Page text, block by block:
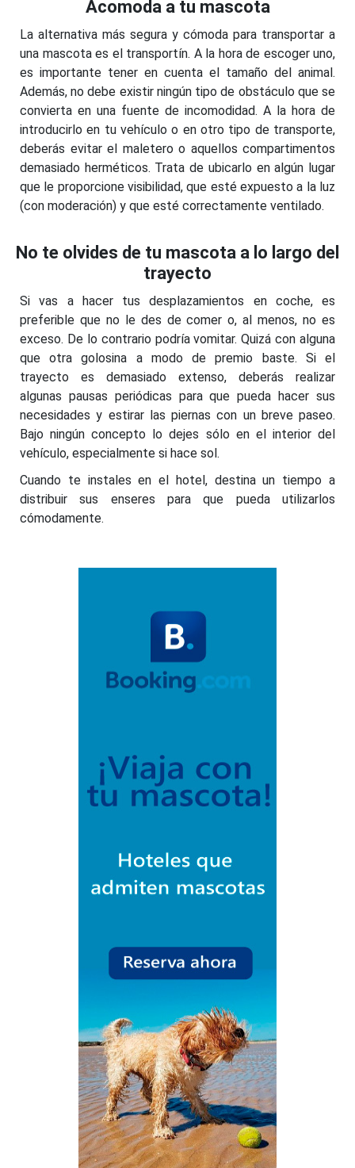
Acomoda a tu mascota
La alternativa más segura y cómoda para transportar a
una mascota es el transportín. A la hora de escoger uno,
es importante tener en cuenta el tamaño del animal.
Además, no debe existir ningún tipo de obstáculo que se
convierta en una fuente de incomodidad. A la hora de
introducirlo en tu vehículo o en otro tipo de transporte,
deberás evitar el maletero o aquellos compartimentos
demasiado herméticos. Trata de ubicarlo en algún lugar
que le proporcione visibilidad, que esté expuesto a la luz
(con moderación) y que esté correctamente ventilado.
No te olvides de tu mascota a lo largo del
trayecto
Si vas a hacer tus desplazamientos en coche, es
preferible que no le des de comer o, al menos, no es
exceso. De lo contrario podría vomitar. Quizá con alguna
que otra golosina a modo de premio baste. Si el
trayecto es demasiado extenso, deberás realizar
algunas pausas periódicas para que pueda hacer sus
necesidades y estirar las piernas con un breve paseo.
Bajo ningún concepto lo dejes sólo en el interior del
vehículo, especialmente si hace sol.
Cuando te instales en el hotel, destina un tiempo a
distribuir sus enseres para que pueda utilizarlos
cómodamente.